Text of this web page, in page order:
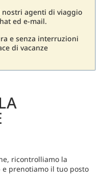
nostri agenti di viaggio
ed e-mail.
e senza interruzioni
di vacanze
ricontrolliamo la
prenotiamo il tuo posto